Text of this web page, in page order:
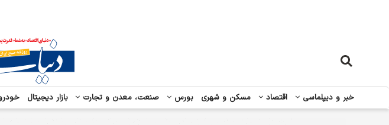
خبر و دیپلماسی اقتصاد مسکن و شهری بورس صنعت، معدن و تجارت بازار دیجیتال